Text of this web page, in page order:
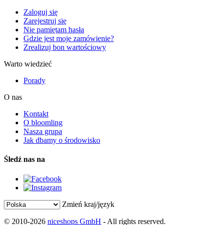
Zaloguj się
Zarejestruj się
Nie pamiętam hasła
Gdzie jest moje zamówienie?
Zrealizuj bon wartościowy
Warto wiedzieć
Porady
O nas
Kontakt
O bloomling
Nasza grupa
Jak dbamy o środowisko
Śledź nas na
Zmień kraj/język
© 2010-2026 niceshops GmbH - All rights reserved.